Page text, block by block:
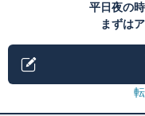
平日夜の
まずは